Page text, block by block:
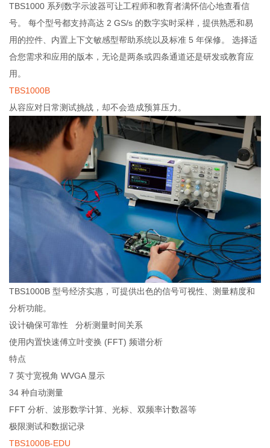
TBS1000 系列数字示波器可让工程师和教育者满怀信心地查看信
号。 每个型号都支持高达 2 GS/s 的数字实时采样，提供熟悉和易
用的控件、内置上下文敏感型帮助系统以及标准 5 年保修。 选择适
合您需求和应用的版本，无论是两条或四条通道还是研发或教育应
用。
TBS1000B
从容应对日常测试挑战，却不会造成预算压力。
TBS1000B 型号经济实惠，可提供出色的信号可视性、测量精度和
分析功能。
设计确保可靠性 分析测量时间关系
使用内置快速傅立叶变换 (FFT) 频谱分析
特点
7 英寸宽视角 WVGA 显示
34 种自动测量
FFT 分析、波形数学计算、光标、双频率计数器等
极限测试和数据记录
TBS1000B-EDU